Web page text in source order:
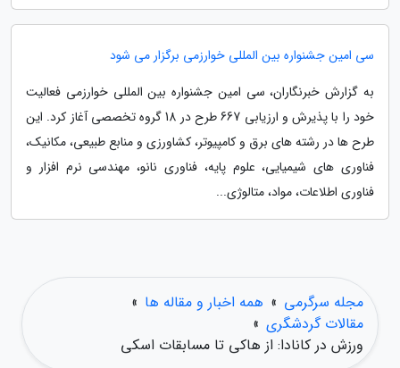
سی امین جشنواره بین المللی خوارزمی برگزار می شود
به گزارش خبرنگاران، سی امین جشنواره بین المللی خوارزمی فعالیت
خود را با پذیرش و ارزیابی 667 طرح در 18 گروه تخصصی آغاز کرد. این
طرح ها در رشته های برق و کامپیوتر، کشاورزی و منابع طبیعی، مکانیک،
فناوری های شیمیایی، علوم پایه، فناوری نانو، مهندسی نرم افزار و
فناوری اطلاعات، مواد، متالوژی...
مجله سرگرمی » همه اخبار و مقاله ها »
مقالات گردشگری »
ورزش در کانادا: از هاکی تا مسابقات اسکی